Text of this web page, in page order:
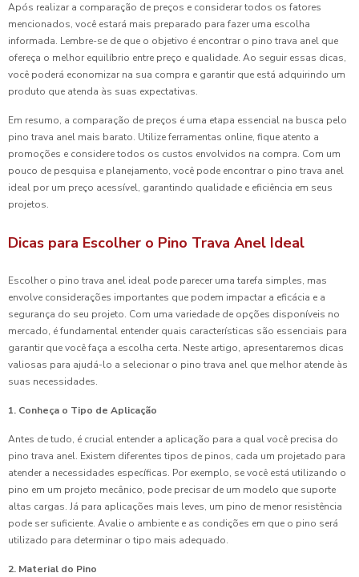
Após realizar a comparação de preços e considerar todos os fatores
mencionados, você estará mais preparado para fazer uma escolha
informada. Lembre-se de que o objetivo é encontrar o pino trava anel que
ofereça o melhor equilíbrio entre preço e qualidade. Ao seguir essas dicas,
você poderá economizar na sua compra e garantir que está adquirindo um
produto que atenda às suas expectativas.
Em resumo, a comparação de preços é uma etapa essencial na busca pelo
pino trava anel mais barato. Utilize ferramentas online, fique atento a
promoções e considere todos os custos envolvidos na compra. Com um
pouco de pesquisa e planejamento, você pode encontrar o pino trava anel
ideal por um preço acessível, garantindo qualidade e eficiência em seus
projetos.
Dicas para Escolher o Pino Trava Anel Ideal
Escolher o pino trava anel ideal pode parecer uma tarefa simples, mas
envolve considerações importantes que podem impactar a eficácia e a
segurança do seu projeto. Com uma variedade de opções disponíveis no
mercado, é fundamental entender quais características são essenciais para
garantir que você faça a escolha certa. Neste artigo, apresentaremos dicas
valiosas para ajudá-lo a selecionar o pino trava anel que melhor atende às
suas necessidades.
1. Conheça o Tipo de Aplicação
Antes de tudo, é crucial entender a aplicação para a qual você precisa do
pino trava anel. Existem diferentes tipos de pinos, cada um projetado para
atender a necessidades específicas. Por exemplo, se você está utilizando o
pino em um projeto mecânico, pode precisar de um modelo que suporte
altas cargas. Já para aplicações mais leves, um pino de menor resistência
pode ser suficiente. Avalie o ambiente e as condições em que o pino será
utilizado para determinar o tipo mais adequado.
2. Material do Pino